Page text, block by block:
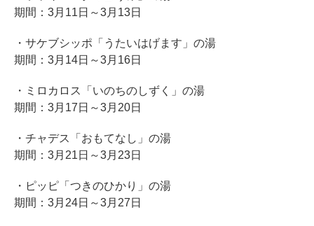
期間：3月11日～3月13日
・サケブシッポ「うたいはげます」の湯
期間：3月14日～3月16日
・ミロカロス「いのちのしずく」の湯
期間：3月17日～3月20日
・チャデス「おもてなし」の湯
期間：3月21日～3月23日
・ピッピ「つきのひかり」の湯
期間：3月24日～3月27日